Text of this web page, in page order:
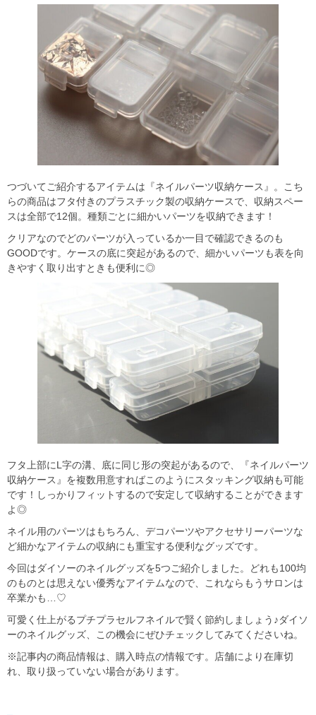
つづいてご紹介するアイテムは『ネイルパーツ収納ケース』。こち
らの商品はフタ付きのプラスチック製の収納ケースで、収納スペー
スは全部で12個。種類ごとに細かいパーツを収納できます！
クリアなのでどのパーツが入っているか一目で確認できるのも
GOODです。ケースの底に突起があるので、細かいパーツも表を向
きやすく取り出すときも便利に◎
フタ上部にL字の溝、底に同じ形の突起があるので、『ネイルパーツ
収納ケース』を複数用意すればこのようにスタッキング収納も可能
です！しっかりフィットするので安定して収納することができます
よ◎
ネイル用のパーツはもちろん、デコパーツやアクセサリーパーツな
ど細かなアイテムの収納にも重宝する便利なグッズです。
今回はダイソーのネイルグッズを5つご紹介しました。どれも100均
のものとは思えない優秀なアイテムなので、これならもうサロンは
卒業かも…♡
可愛く仕上がるプチプラセルフネイルで賢く節約しましょう♪ダイソ
ーのネイルグッズ、この機会にぜひチェックしてみてくださいね。
※記事内の商品情報は、購入時点の情報です。店舗により在庫切
れ、取り扱っていない場合があります。